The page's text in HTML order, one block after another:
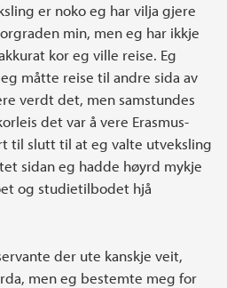
er noko eg har vilja gjere
min, men eg har ikkje
kor eg ville reise. Eg
måtte reise til andre sida av
verdt det, men samstundes
det var å vere Erasmus-
til slutt til at eg valte utveksling
sidan eg hadde høyrd mykje
og studietilbodet hjå
der ute kanskje veit,
men eg bestemte meg for